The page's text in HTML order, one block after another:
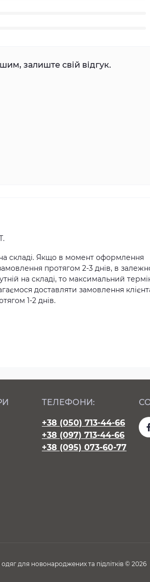
залиште свій відгук.
складі. Якщо в момент оформлення
протягом 2-3 днів, в
на складі, то максимальний
доставляти замовлення
1-2 днів.
ТЕЛЕФОНИ:
+38 (050) 713-44-66
+38 (097) 713-44-66
+38 (095) 073-60-77
для новонароджених та підлітків © 2026